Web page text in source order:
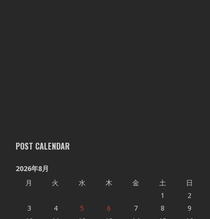
POST CALENDAR
2026年8月
月
火 水 木 金 土
日
1
2
3
4 5 6 7 8
9